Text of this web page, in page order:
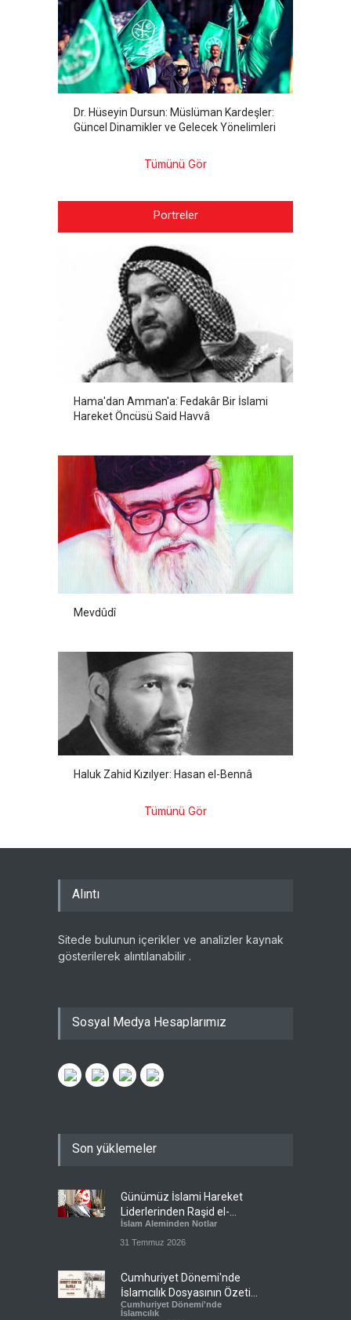
Dr. Hüseyin Dursun: Müslüman Kardeşler:
Güncel Dinamikler ve Gelecek Yönelimleri
Tümünü Gör
Portreler
Hama'dan Amman'a: Fedakâr Bir İslami
Hareket Öncüsü Said Havvâ
Mevdûdî
Haluk Zahid Kızılyer: Hasan el-Bennâ
Tümünü Gör
Alıntı
Sitede bulunun içerikler ve analizler kaynak
gösterilerek alıntılanabilir .
Sosyal Medya Hesaplarımız
Son yüklemeler
Günümüz İslami Hareket
Liderlerinden Raşid el-
Gannuşi’ye Seküler Faşizmin
Zindanlarında Ağır Tecrit
İslam Aleminden Notlar
31 Temmuz 2026
Cumhuriyet Dönemi'nde
İslamcılık Dosyasının Özeti
Sizlerle!
Cumhuriyet Dönemi'nde
İslamcılık